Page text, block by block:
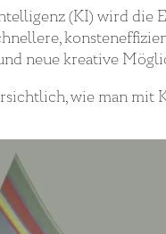
(KI) wird die
neue kreative
wie man